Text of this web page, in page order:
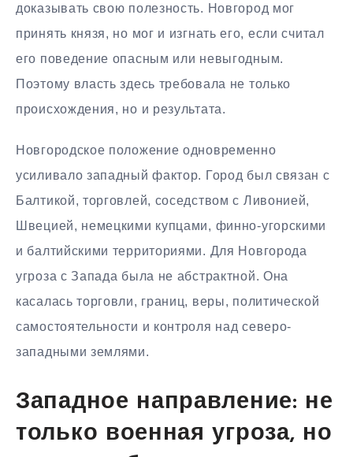
доказывать свою полезность. Новгород мог
принять князя, но мог и изгнать его, если считал
его поведение опасным или невыгодным.
Поэтому власть здесь требовала не только
происхождения, но и результата.
Новгородское положение одновременно
усиливало западный фактор. Город был связан с
Балтикой, торговлей, соседством с Ливонией,
Швецией, немецкими купцами, финно-угорскими
и балтийскими территориями. Для Новгорода
угроза с Запада была не абстрактной. Она
касалась торговли, границ, веры, политической
самостоятельности и контроля над северо-
западными землями.
Западное направление: не
только военная угроза, но